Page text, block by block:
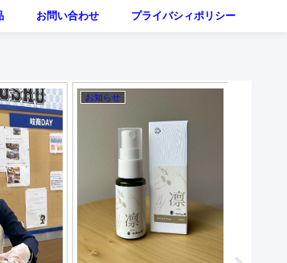
お問い合わせ プライバシィポリシー
後の販
お知らせ